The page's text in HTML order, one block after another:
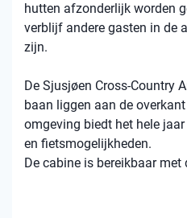
hutten afzonderlijk worden
verblijf andere gasten in de
zijn.
De Sjusjøen Cross-Country
baan liggen aan de
omgeving biedt het hele
en fietsmogelijkheden.
De cabine is bereikbaar met